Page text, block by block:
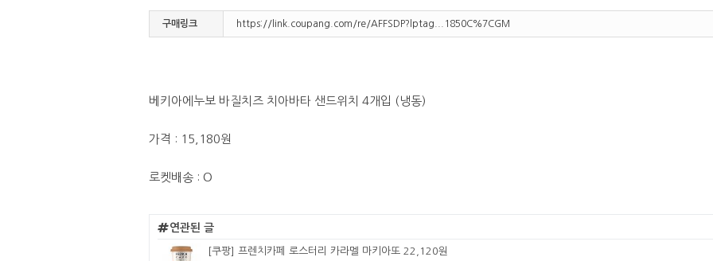
구매링크 https://link.coupang.com/re/AFFSDP?lptag...1850C%7CGM
베키아에누보 바질치즈 치아바타 샌드위치 4개입 (냉동)
가격 : 15,180원
로켓배송 : O
연관된 글
[쿠팡] 프렌치카페 로스터리 카라멜 마키아또 22,120원